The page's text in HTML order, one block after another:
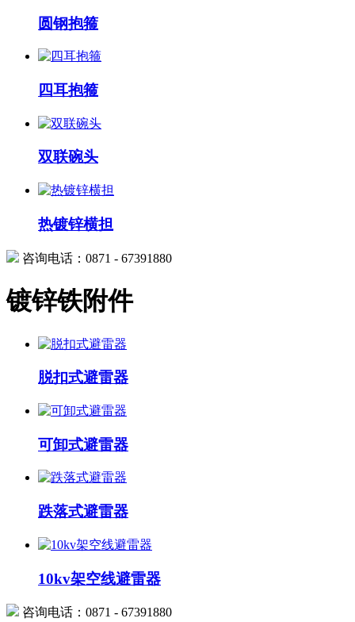
圆钢抱箍
四耳抱箍
双联碗头
热镀锌横担
咨询电话：0871 - 67391880
镀锌铁附件
脱扣式避雷器
可卸式避雷器
跌落式避雷器
10kv架空线避雷器
咨询电话：0871 - 67391880